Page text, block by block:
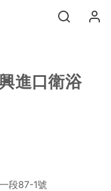
進口衛浴
段87-1號